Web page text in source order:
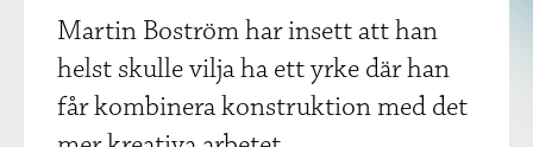
Martin Boström har insett att han
helst skulle vilja ha ett yrke där han
får kombinera konstruktion med det